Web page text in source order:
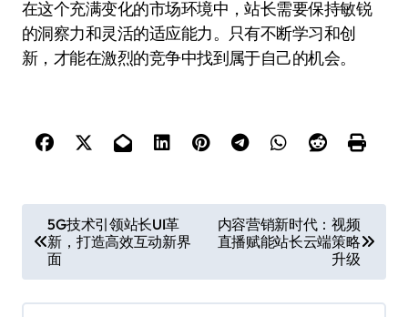
在这个充满变化的市场环境中，站长需要保持敏锐
的洞察力和灵活的适应能力。只有不断学习和创
新，才能在激烈的竞争中找到属于自己的机会。
章
导
航
5G技术引领站长UI革
新，打造高效互动新界
面
内容营销新时代：视频
直播赋能站长云端策略
升级